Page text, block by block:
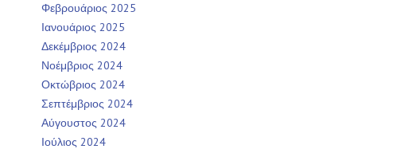
Φεβρουάριος 2025
Ιανουάριος 2025
Δεκέμβριος 2024
Νοέμβριος 2024
Οκτώβριος 2024
Σεπτέμβριος 2024
Αύγουστος 2024
Ιούλιος 2024